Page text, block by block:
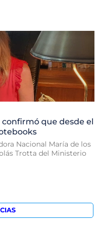
que desde el
Nacional María de los
Trotta del Ministerio